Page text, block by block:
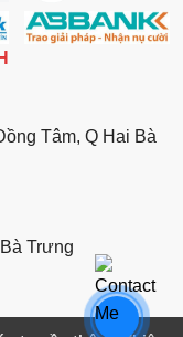
Tâm, Q Hai Bà
Trưng